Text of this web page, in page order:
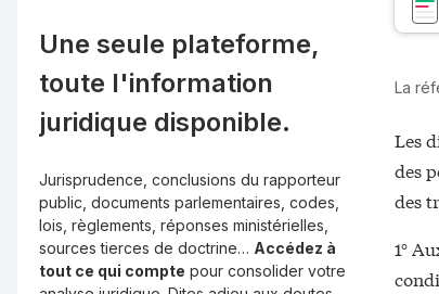
Une seule plateforme,
toute l'information
juridique disponible.
Jurisprudence, conclusions du rapporteur
public, documents parlementaires, codes,
lois, règlements, réponses ministérielles,
sources tierces de doctrine… Accédez à
tout ce qui compte pour consolider votre
La
Les
des
des
1°